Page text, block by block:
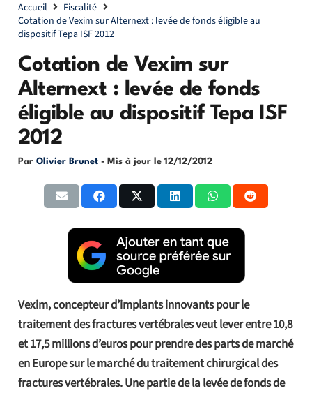
Accueil
Fiscalité
Cotation de Vexim sur Alternext : levée de fonds éligible au
dispositif Tepa ISF 2012
Cotation de Vexim sur
Alternext : levée de fonds
éligible au dispositif Tepa ISF
2012
Par Olivier Brunet - Mis à jour le 12/12/2012
Vexim, concepteur d’implants innovants pour le
traitement des fractures vertébrales veut lever entre 10,8
et 17,5 millions d’euros pour prendre des parts de marché
en Europe sur le marché du traitement chirurgical des
fractures vertébrales. Une partie de la levée de fonds de